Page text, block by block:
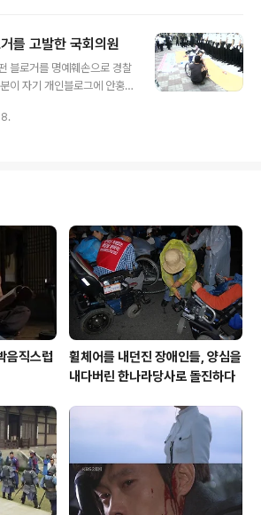
521」에
말로 지난 수년 간 돌아다니
담겨있는 살아있는 역사였습
지어 남자가 멀리 출타하고
를 고발한 국회의원
블로거를 명예훼손으로 경찰
이 자기 개인블로그에 안홍
“똥개들”이라고 불렀기 때
“양아치”라고 부른 건 좀
하고 싶더라도 다른 적당한
안 드는 것도 아닙니다. 게다
할 역사적 사명을 띠고 이땅
들”이라고 욕을 했으니 경찰
더욱 충성해야겠다는 생각..
음직스럽
휠체어를 내던진 장애인들, 양심을
내다버린 한나라당사로 돌진하다